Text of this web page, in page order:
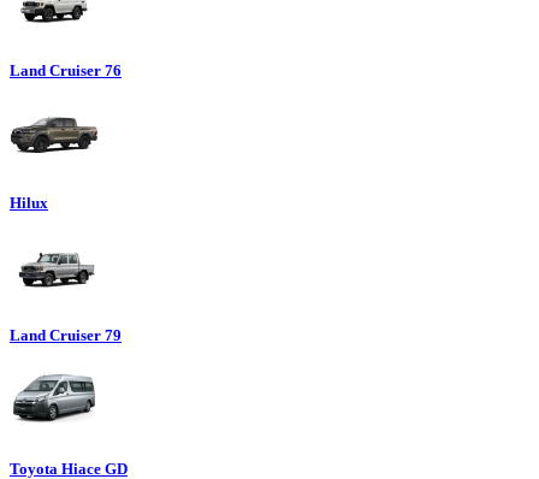
Land Cruiser 76
Hilux
Land Cruiser 79
Toyota Hiace GD